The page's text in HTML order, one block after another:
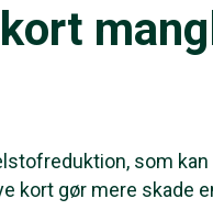
som kan
kort gør mere skade